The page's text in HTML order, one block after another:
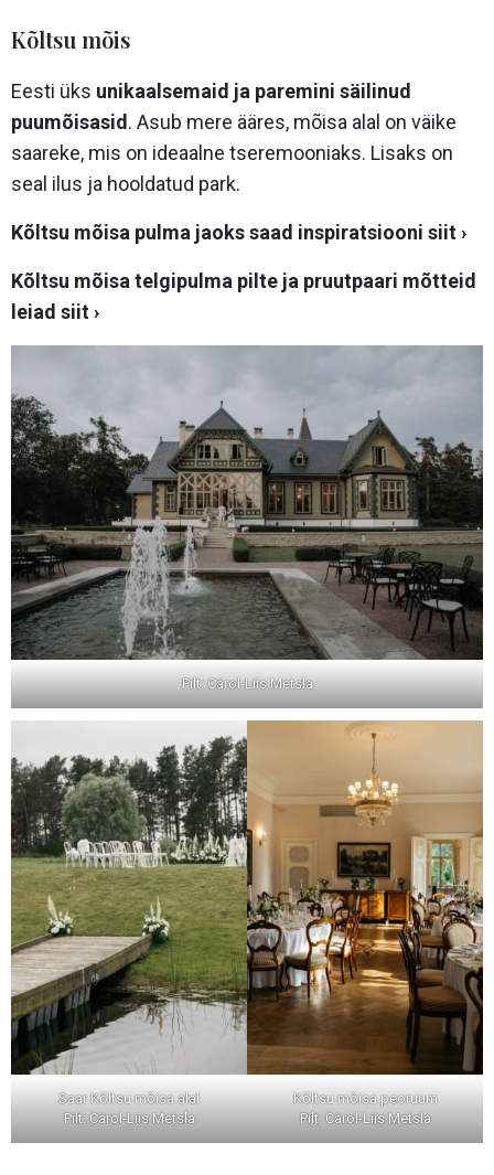
Kõltsu mõis
Eesti üks unikaalsemaid ja paremini säilinud
puumõisasid. Asub mere ääres, mõisa alal on väike
saareke, mis on ideaalne tseremooniaks. Lisaks on
seal ilus ja hooldatud park.
Kõltsu mõisa pulma jaoks saad inspiratsiooni siit ›
Kõltsu mõisa telgipulma pilte ja pruutpaari mõtteid
leiad siit ›
Pilt: Cärol-Liis Metsla
Saar Kõltsu mõisa alal
Pilt: Cärol-Liis Metsla
Kõltsu mõisa peoruum
Pilt: Cärol-Liis Metsla